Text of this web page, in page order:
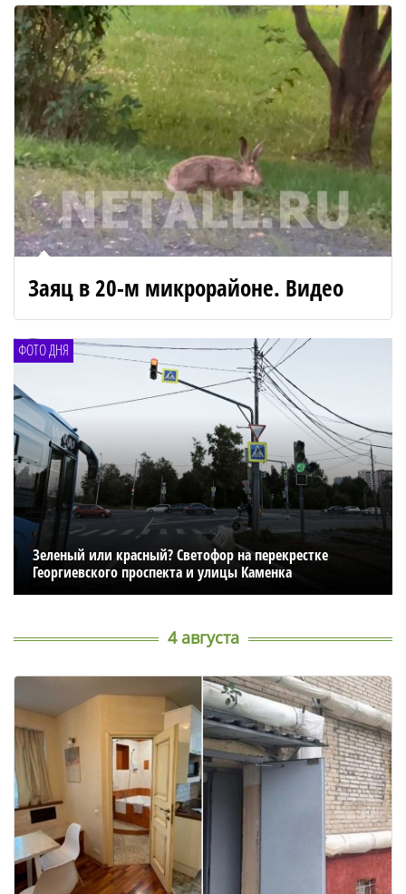
Заяц в 20-м микрорайоне. Видео
ФОТО ДНЯ
Зеленый или красный? Светофор на перекрестке
Георгиевского проспекта и улицы Каменка
4 августа